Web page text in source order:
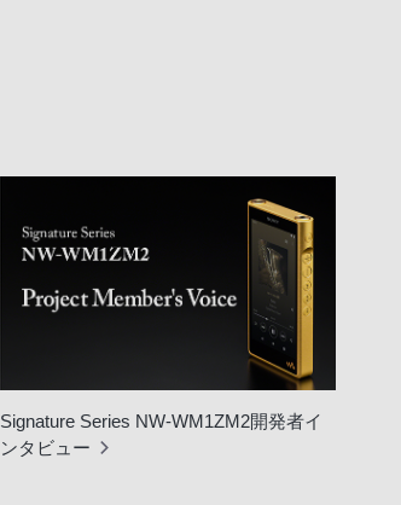
Signature Series NW-WM1ZM2開発者イ
ンタビュー